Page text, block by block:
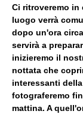
Ci ritroveremo in
luogo verrà
dopo un'ora
servirà a
inizieremo il
nottata che
interessanti
fotograferemo
mattina. A